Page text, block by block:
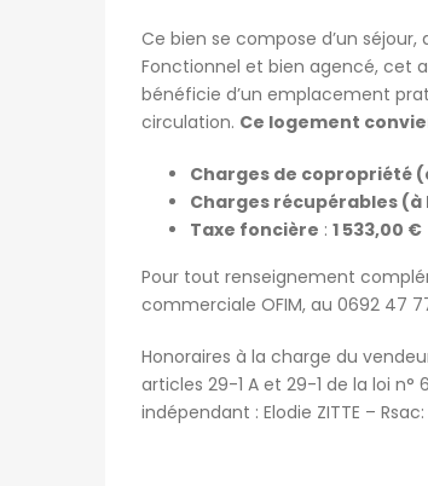
Ce bien se compose d’un séjour,
Fonctionnel et bien agencé, cet
bénéficie d’un emplacement
circulation. Ce logement
Charges de copropriété
Charges récupérables
Taxe foncière : 1 533,00 €
Pour tout renseignement
commerciale OFIM, au 0692 47
Honoraires à la charge du
articles 29-1 A et 29-1 de la loi
indépendant : Elodie ZITTE –